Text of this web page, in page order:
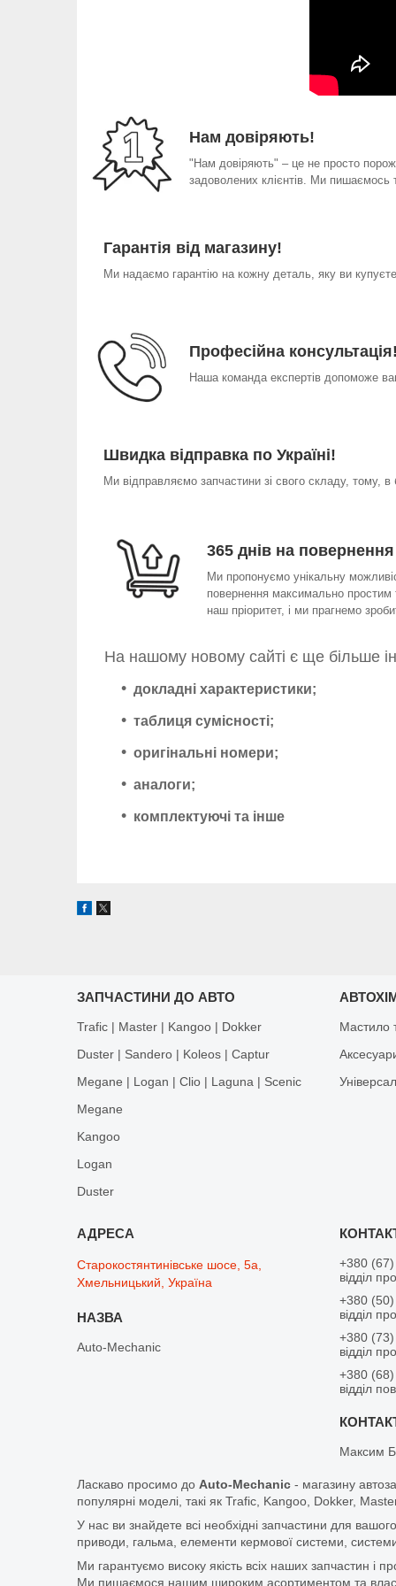
Нам довіряють!
"Нам довіряють" – це не просто
задоволених клієнтів. Ми
Гарантія від магазину!
Ми надаємо гарантію на кожну деталь, яку ви
Професійна
Наша команда експертів допоможе
Швидка відправка по Україні!
Ми відправляємо запчастини зі свого складу, тому,
365 днів на
Ми пропонуємо унікальну
повернення максимально простим
наш пріоритет, і ми прагнемо
На нашому новому сайті є ще більше
докладні характеристики;
таблиця сумісності;
оригінальні номери;
аналоги;
комплектуючі та інше
ЗАПЧАСТИНИ ДО АВТО
Trafic | Master | Kangoo | Dokker
Duster | Sandero | Koleos | Captur
Megane | Logan | Clio | Laguna | Scenic
Megane
Kangoo
Logan
Duster
Мастило
Старокостянтинівське шосе, 5а,
Хмельницький, Україна
Auto-Mechanic
+380
відділ
+380
відділ
+380
відділ
+380
відділ
Максим
Ласкаво просимо до Auto-Mechanic - магазину
популярні моделі, такі як Trafic, Kangoo, Dokker,
У нас ви знайдете всі необхідні запчастини для
приводи, гальма, елементи кермової системи,
Ми гарантуємо високу якість всіх наших запчастин
Ми пишаємося нашим широким асортиментом та